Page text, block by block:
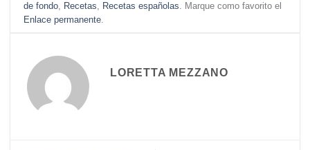
de fondo, Recetas, Recetas españolas. Marque como favorito el
Enlace permanente.
LORETTA MEZZANO